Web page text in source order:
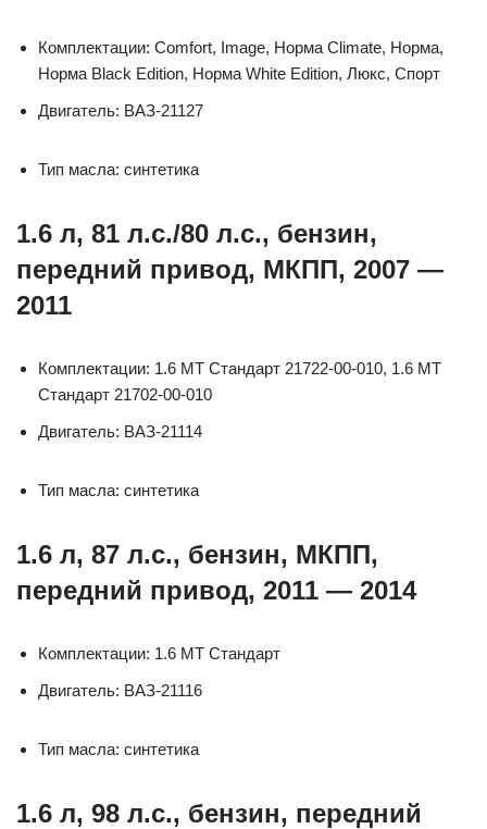
Комплектации: Comfort, Image, Норма Climate, Норма,
Норма Black Edition, Норма White Edition, Люкс, Спорт
Двигатель: ВАЗ-21127
Тип масла: синтетика
1.6 л, 81 л.с./80 л.с., бензин,
передний привод, МКПП, 2007 —
2011
Комплектации: 1.6 MT Стандарт 21722-00-010, 1.6 MT
Стандарт 21702-00-010
Двигатель: ВАЗ-21114
Тип масла: синтетика
1.6 л, 87 л.с., бензин, МКПП,
передний привод, 2011 — 2014
Комплектации: 1.6 МТ Стандарт
Двигатель: ВАЗ-21116
Тип масла: синтетика
1.6 л, 98 л.с., бензин, передний